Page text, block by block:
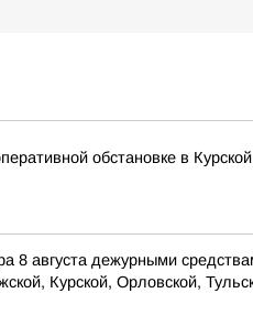
обстановке в
8 августа дежурными
Курской, Орловской,